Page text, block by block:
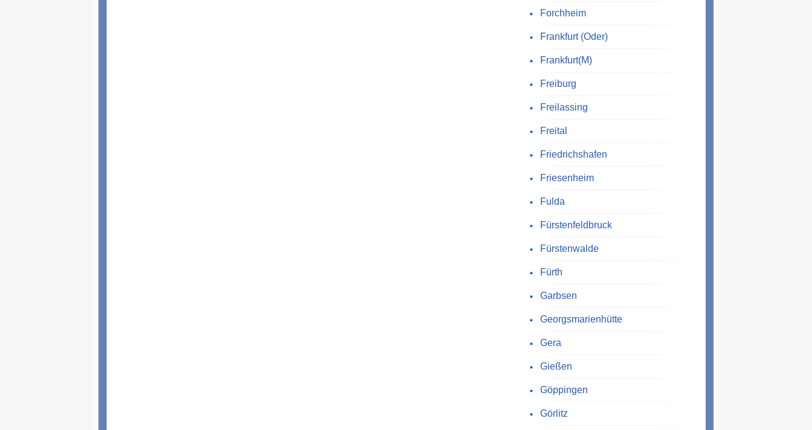
Forchheim
Frankfurt (Oder)
Frankfurt(M)
Freiburg
Freilassing
Freital
Friedrichshafen
Friesenheim
Fulda
Fürstenfeldbruck
Fürstenwalde
Fürth
Garbsen
Georgsmarienhütte
Gera
Gießen
Göppingen
Görlitz